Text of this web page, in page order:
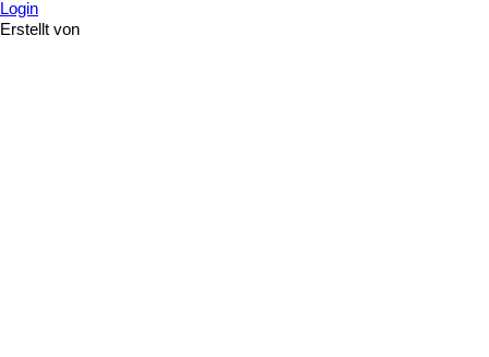
Login
Erstellt von